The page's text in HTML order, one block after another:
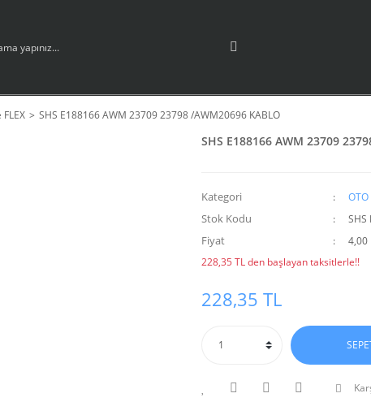
FLEX SHS E188166 AWM 23709 23798 /AWM20696 KABLO
SHS E188166 AWM 23709
Kategori OTO
Stok Kodu SHS
Fiyat
4,00
228,35 TL den başlayan taksitlerle!!
228,35 TL